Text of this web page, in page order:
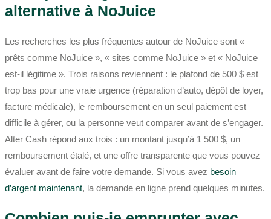
alternative à NoJuice
Les recherches les plus fréquentes autour de NoJuice sont «
prêts comme NoJuice », « sites comme NoJuice » et « NoJuice
est-il légitime ». Trois raisons reviennent : le plafond de 500 $ est
trop bas pour une vraie urgence (réparation d’auto, dépôt de loyer,
facture médicale), le remboursement en un seul paiement est
difficile à gérer, ou la personne veut comparer avant de s’engager.
Alter Cash répond aux trois : un montant jusqu’à 1 500 $, un
remboursement étalé, et une offre transparente que vous pouvez
évaluer avant de faire votre demande. Si vous avez besoin
d’argent maintenant, la demande en ligne prend quelques minutes.